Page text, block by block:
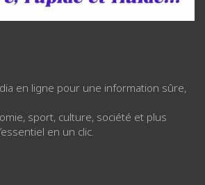
en ligne pour une information sûre,
sport, culture, société et plus
en un clic.